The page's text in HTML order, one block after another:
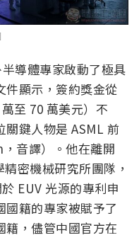
導體專家啟動了極具
件顯示，簽約獎金從
至 70 萬美元）不
鍵人物是 ASML 前
音譯）。他在離開
密機械研究所團隊，
EUV 光源的專利申
籍的專家被賦予了
籍，儘管中國官方在